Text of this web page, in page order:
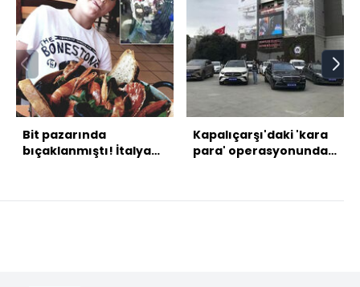
Bit pazarında
bıçaklanmıştı! İtalyan
Kapalıçarşı'daki 'kara
para' operasyonunda